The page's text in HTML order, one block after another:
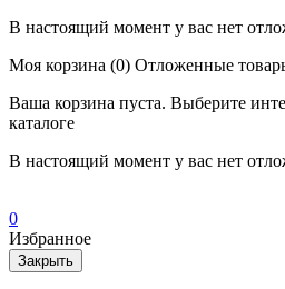
В настоящий момент у вас нет
Моя корзина (0) Отложенные
Ваша корзина пуста. Выберите
каталоге
В настоящий момент у вас нет
0
Избранное
Закрыть